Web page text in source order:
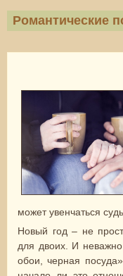
Романтические
может увенчаться
Новый год – не
для двоих. И
обои, черная